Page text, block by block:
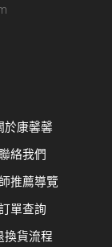
於康馨馨
絡我們
推薦導覽
單查詢
換貨流程